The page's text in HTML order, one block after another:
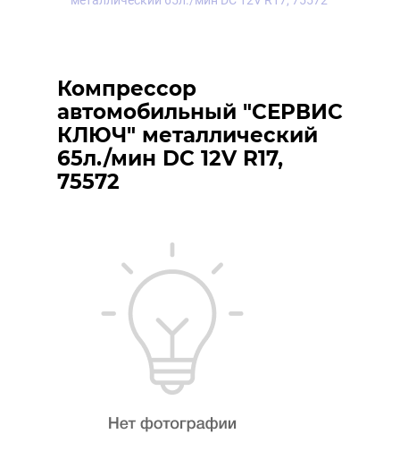
Компрессор
автомобильный "СЕРВИС
КЛЮЧ" металлический
65л./мин DC 12V R17,
75572